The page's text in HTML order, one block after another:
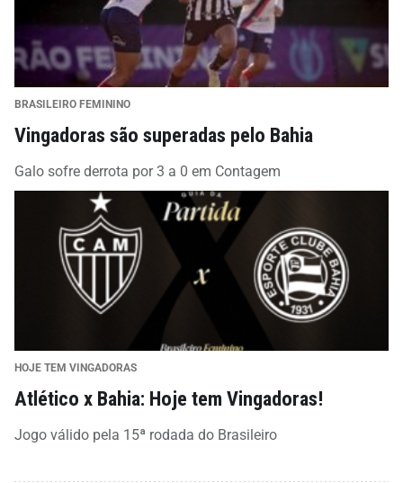
BRASILEIRO FEMININO
Vingadoras são superadas pelo Bahia
Galo sofre derrota por 3 a 0 em Contagem
HOJE TEM VINGADORAS
Atlético x Bahia: Hoje tem Vingadoras!
Jogo válido pela 15ª rodada do Brasileiro